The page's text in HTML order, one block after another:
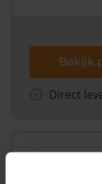
Bekijk
Direct